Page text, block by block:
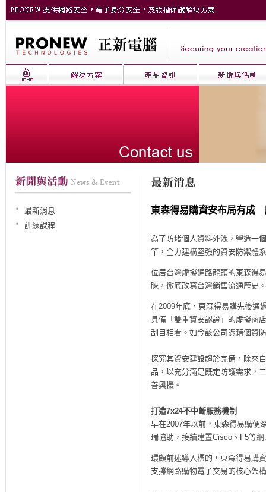
最新消息
訓練課程
東森得易購資安布局有成
為了防堵個人資料外洩，營造一
竿，全力建構堅強的資安防禦體
位居台灣虛擬通路龍頭的東森得
睞，徹底改寫台灣銷售流通歷史
在2009年底，東森得易購先後通
具備「雙重資安認證」的虛擬商
刮目相看。如今該公司憑藉個資
探究其資安建設趨於完備，除來
品，以充分滿足既定防護需求，
善奧援。
打造7x24不中斷服務機制
早在2007年以前，東森得易購便
瑞協助，接續建置Cisco、F5等
環顧前述導入標的，東森得易購
支撐網路購物電子交易的核心架